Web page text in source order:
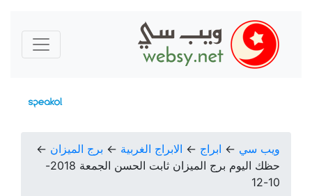
ويب سي ← ابراج ← الابراج الغربية ← برج الميزان ←
حظك اليوم برج الميزان ثابت الحسن الجمعة 2018-
10-12